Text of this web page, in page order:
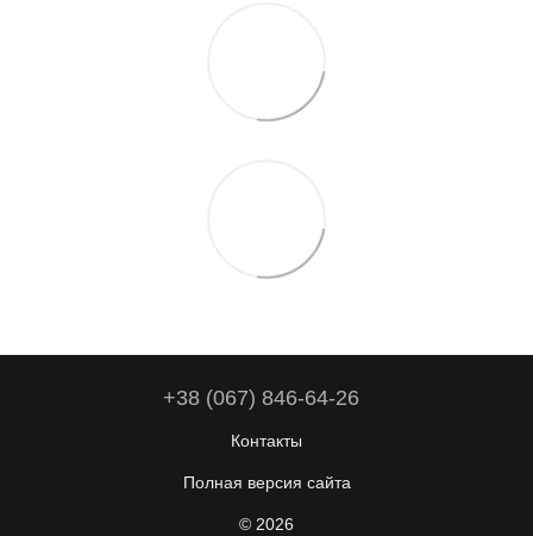
+38 (067) 846-64-26
Контакты
Полная версия сайта
© 2026